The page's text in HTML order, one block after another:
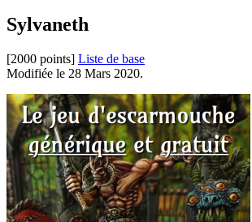
Sylvaneth
[2000 points] Liste de base
Modifiée le 28 Mars 2020.